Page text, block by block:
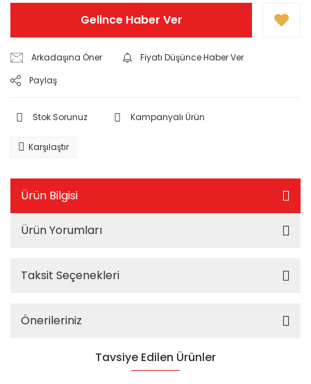
Gelince Haber Ver
Arkadaşına Öner
Fiyatı Düşünce Haber Ver
Paylaş
Stok Sorunuz Kampanyalı Ürün
Karşılaştır
Ürün Bilgisi
Ürün Yorumları
Taksit Seçenekleri
Önerileriniz
Tavsiye Edilen Ürünler